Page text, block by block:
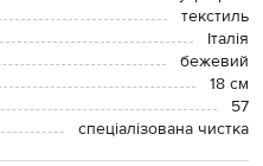
текстиль
Італія
бежевий
18 см
57
спеціалізована чистка